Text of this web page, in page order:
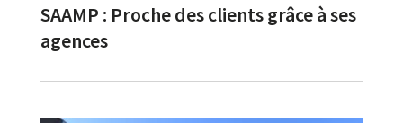
SAAMP : Proche des clients grâce à ses
agences